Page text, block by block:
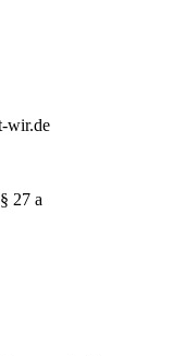
wir.de
27 a